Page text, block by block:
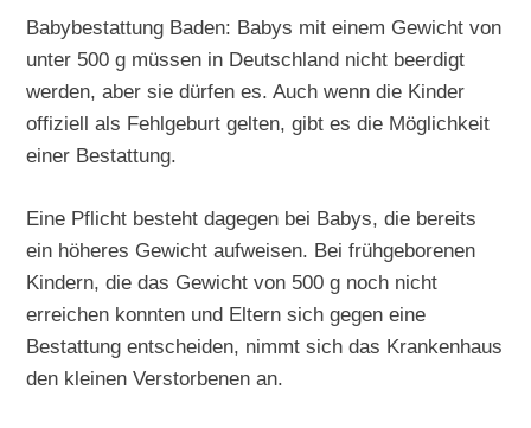
Babybestattung Baden: Babys mit einem Gewicht von
unter 500 g müssen in Deutschland nicht beerdigt
werden, aber sie dürfen es. Auch wenn die Kinder
offiziell als Fehlgeburt gelten, gibt es die Möglichkeit
einer Bestattung.
Eine Pflicht besteht dagegen bei Babys, die bereits
ein höheres Gewicht aufweisen. Bei frühgeborenen
Kindern, die das Gewicht von 500 g noch nicht
erreichen konnten und Eltern sich gegen eine
Bestattung entscheiden, nimmt sich das Krankenhaus
den kleinen Verstorbenen an.